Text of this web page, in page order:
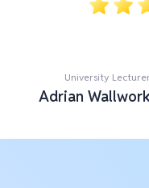
University
Adrian